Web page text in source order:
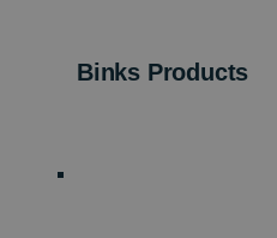
Binks Products
proporcjach zmniejsza
oraz pięć sekwencji po
miejsce w fabryce